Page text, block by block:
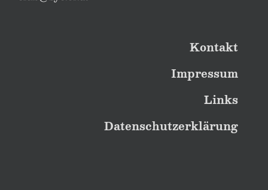
Sommerregatta 2025 – Segelspaß bei